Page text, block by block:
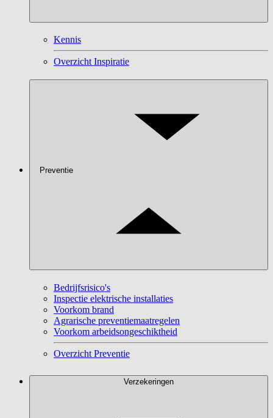
Kennis
Overzicht Inspiratie
Preventie
Bedrijfsrisico's
Inspectie elektrische installaties
Voorkom brand
Agrarische preventiemaatregelen
Voorkom arbeidsongeschiktheid
Overzicht Preventie
Verzekeringen